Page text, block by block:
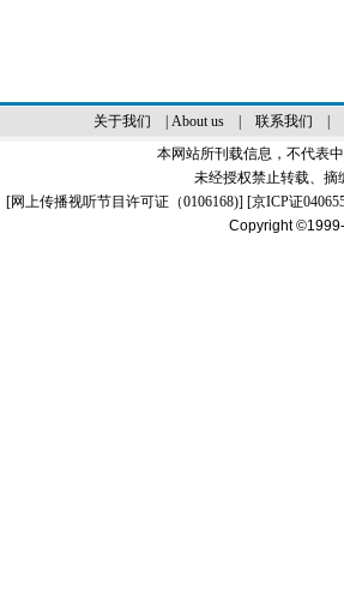
关于我们 About us| 联系我们
本网站所刊载信息，不代表
未经授权禁止转载、摘
[网上传播视听节目许可证（0106168)] [京ICP证
Copyright